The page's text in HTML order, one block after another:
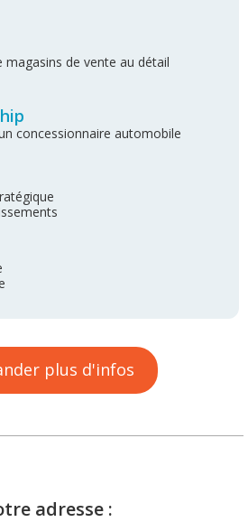
magasins de vente au détail
concessionnaire automobile
plus d'infos
adresse :